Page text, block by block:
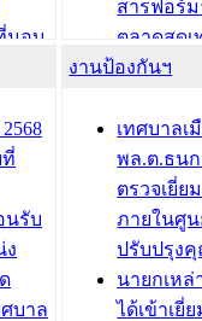
มอบ
ชีพ
ร
สารฟอร์
ตลาดสดเ
วารินชำร
ถนนแก่เ
เด็กเล็ก
เทศบาลเ
ปรึกษาห
วัยของอ
บทความ อื่นๆ ...
ที่
นรับ
ง
บาล
งานป้องกันฯ
เทศบาลเ
พล.ต.ธน
ตรวจเยี่ย
ภายในศู
ปรับปรุง
นายกเห
ได้เข้าเยี่